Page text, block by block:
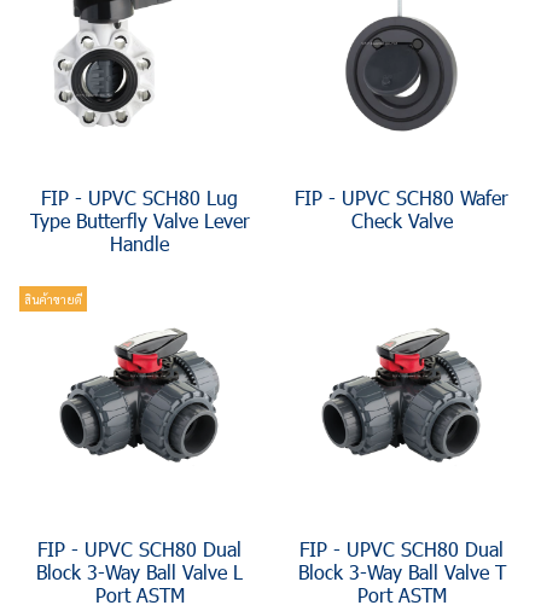
FIP - UPVC SCH80 Lug
Type Butterfly Valve Lever
Handle
FIP - UPVC SCH80 Wafer
Check Valve
สินค้าขายดี
FIP - UPVC SCH80 Dual
Block 3-Way Ball Valve L
Port ASTM
FIP - UPVC SCH80 Dual
Block 3-Way Ball Valve T
Port ASTM